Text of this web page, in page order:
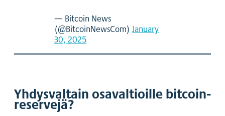
— Bitcoin News
(@BitcoinNewsCom) January
30, 2025
Yhdysvaltain osavaltioille bitcoin-
reservejä?